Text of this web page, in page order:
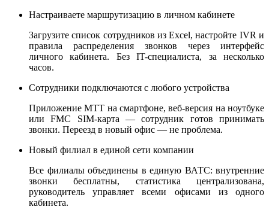
Настраиваете маршрутизацию в личном кабинете
Загрузите список сотрудников из Excel, настройте IVR и
правила распределения звонков через интерфейс
личного кабинета. Без IT-специалиста, за несколько
часов.
Сотрудники подключаются с любого устройства
Приложение МТТ на смартфоне, веб-версия на ноутбуке
или FMC SIM-карта — сотрудник готов принимать
звонки. Переезд в новый офис — не проблема.
Новый филиал в единой сети компании
Все филиалы объединены в единую ВАТС: внутренние
звонки бесплатны, статистика централизована,
руководитель управляет всеми офисами из одного
кабинета.